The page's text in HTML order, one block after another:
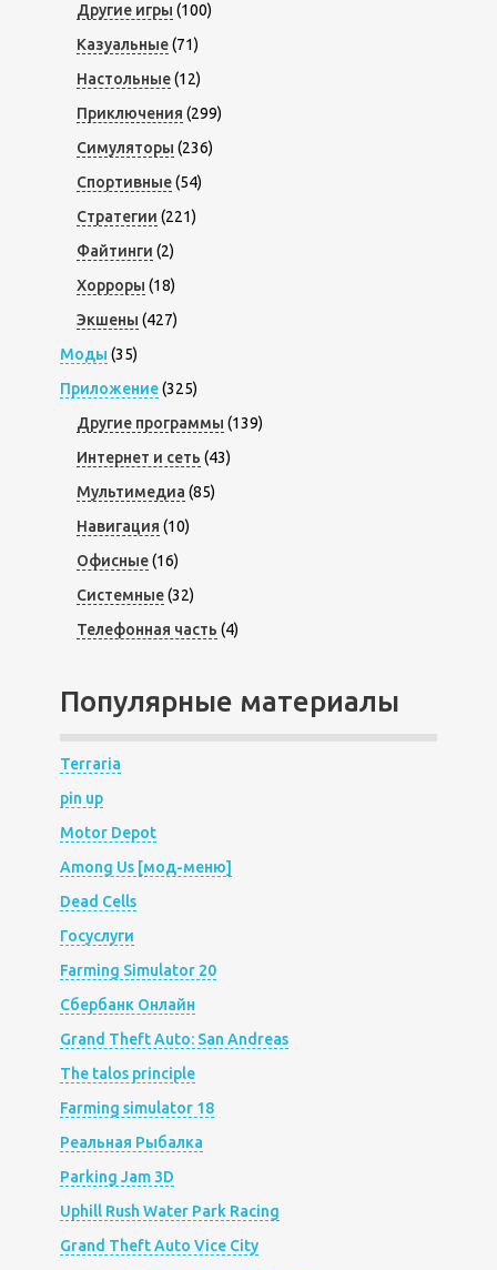
Другие игры (100)
Казуальные(71)
Настольные(12)
Приключения (299)
Симуляторы (236)
Спортивные(54)
Стратегии (221)
Файтинги (2)
Хорроры (18)
Экшены (427)
Моды (35)
Приложение(325)
Другие программы (139)
Интернет и сеть (43)
Мультимедиа (85)
Навигация (10)
Офисные(16)
Системные(32)
Телефонная часть (4)
Популярные материалы
Terraria
pin up
Motor Depot
Among Us [мод-меню]
Dead Cells
Госуслуги
Farming Simulator 20
Сбербанк Онлайн
Grand Theft Auto: San Andreas
The talos principle
Farming simulator 18
Реальная Рыбалка
Parking Jam 3D
Uphill Rush Water Park Racing
Grand Theft Auto Vice City